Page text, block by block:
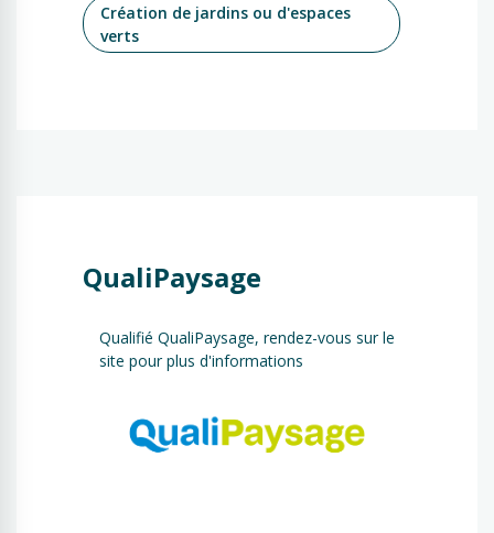
Création de jardins ou d'espaces
verts
QualiPaysage
Qualifié QualiPaysage, rendez-vous sur le
site pour plus d'informations